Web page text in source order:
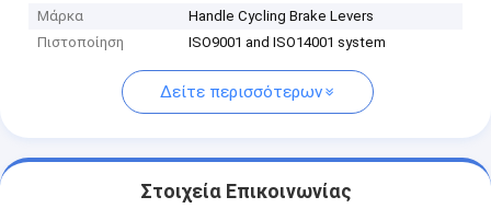
Μάρκα
Handle Cycling Brake Levers
Πιστοποίηση
ISO9001 and ISO14001 system
Δείτε περισσότερων
Στοιχεία Επικοινωνίας